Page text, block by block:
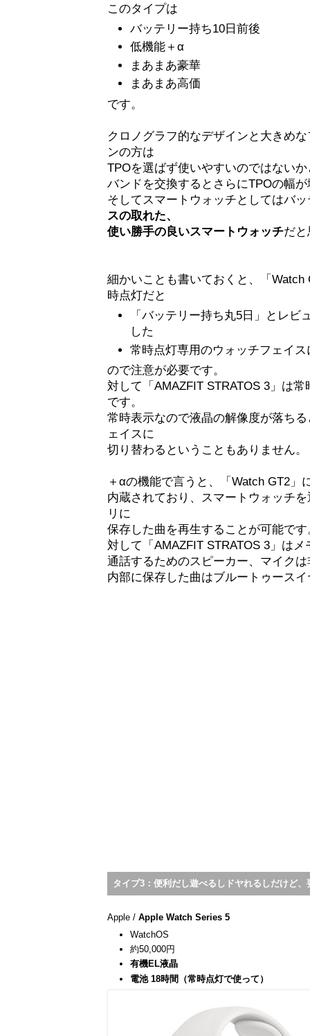
このタイプは
バッテリー持ち10日前後
低機能＋α
まあまあ豪華
まあまあ高価
です。
クロノグラフ的なデザインと大きめ
ンの方は
TPOを選ばず使いやすいのではない
バンドを交換するとさらにTPOの幅
そしてスマートウォッチとしてはバ
スの取れた、
使い勝手の良いスマートウォッチだ
細かいことも書いておくと、「
時点灯だと
「バッテリー持ち丸5日」とレビ
した
常時点灯専用のウォッチフェイス
ので注意が必要です。
対して「AMAZFIT STRATOS 3」は
です。
常時表示なので液晶の解像度が落ち
ェイスに
切り替わるということもありません。
＋αの機能で言うと、「Watch GT2」
内蔵されており、スマートウォッチ
リに
保存した曲を再生することが可能です
対して「AMAZFIT STRATOS 3」は
通話するためのスピーカー、マイク
内部に保存した曲はブルートゥース
タイプ3：便利だし遊べるしドヤれるしだけど、
Apple / Apple Watch Series 5
WatchOS
約50,000円
有機EL液晶
電池 18時間（常時点灯で使って）